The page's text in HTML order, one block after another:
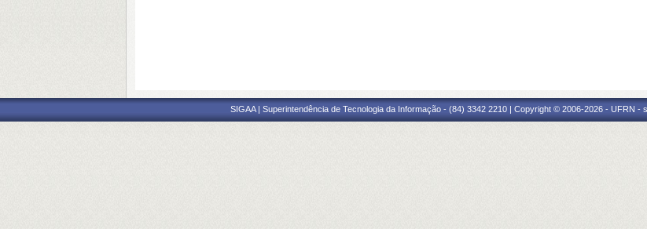
SIGAA | Superintendência de Tecnologia da Informação - (84) 3342 2210 | Copyright © 2006-2026 - UFRN -